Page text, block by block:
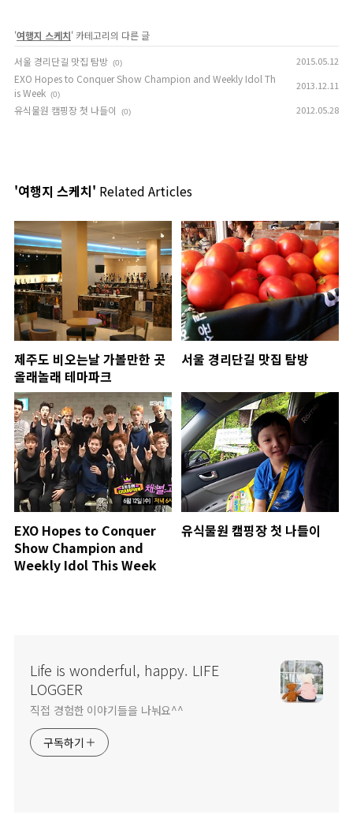
'여행지 스케치' 카테고리의 다른 글
서울 경리단길 맛집 탐방 (0) 2015.05.12
EXO Hopes to Conquer Show Champion and Weekly Idol Th
is Week (0)
2013.12.11
유식물원 캠핑장 첫 나들이 (0) 2012.05.28
'여행지 스케치' Related Articles
제주도 비오는날 가볼만한 곳
올래놀래 테마파크
서울 경리단길 맛집 탐방
EXO Hopes to Conquer
Show Champion and
Weekly Idol This Week
유식물원 캠핑장 첫 나들이
Life is wonderful, happy. LIFE
LOGGER
직접 경험한 이야기들을 나눠요^^
구독하기